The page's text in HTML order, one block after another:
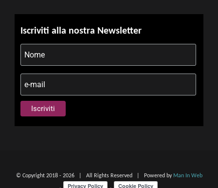
Iscriviti alla nostra Newsletter
© Copyright 2018 - 2026 | All Rights Reserved | Powered by Man In Web